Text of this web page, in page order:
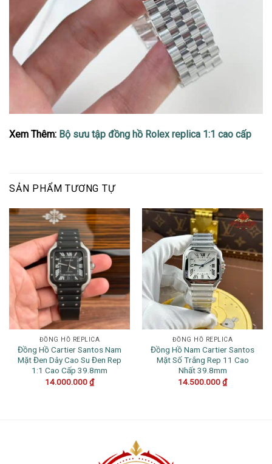
Xem Thêm: Bộ sưu tập đồng hồ Rolex replica 1:1 cao cấp
SẢN PHẨM TƯƠNG TỰ
ĐỒNG HỒ REPLICA
Đồng Hồ Cartier Santos Nam
Mặt Đen Dây Cao Su Đen Rep
1:1 Cao Cấp 39.8mm
14.000.000₫
ĐỒNG HỒ REPLICA
Đồng Hồ Nam Cartier Santos
Mặt Số Trắng Rep 11 Cao
Nhất 39.8mm
14.500.000₫